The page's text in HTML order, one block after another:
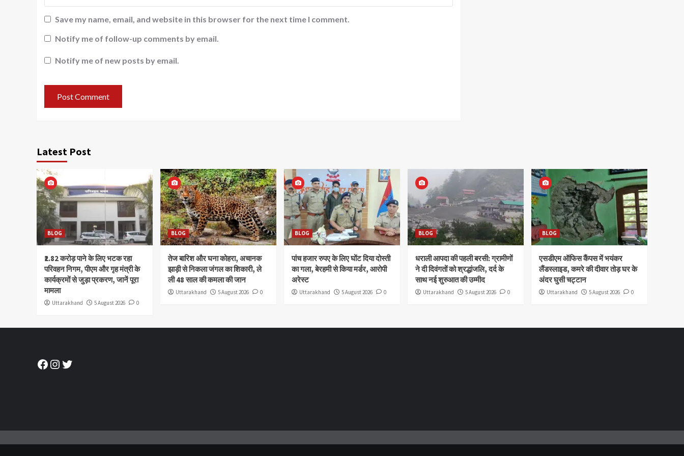
Save my name, email, and website in this browser for the next time I comment.
Notify me of follow-up comments by email.
Notify me of new posts by email.
Latest Post
BLOG
₹2.82 करोड़ पाने के लिए भटक रहा
परिवहन निगम, पीएम और गृह मंत्री के
कार्यक्रमों से जुड़ा प्रकरण, जानें पूरा
मामला
Uttarakhand 5 August 2026 0
BLOG
तेज बारिश और घना कोहरा, अचानक
झाड़ी से निकला जंगल का शिकारी, ले
ली 48 साल की कमला की जान
Uttarakhand 5 August 2026 0
BLOG
पांच हजार रुपए के लिए घोंट दिया दोस्ती
का गला, बेरहमी से किया मर्डर, आरोपी
अरेस्ट
Uttarakhand 5 August 2026 0
BLOG
धराली आपदा की पहली बरसी: ग्रामीणों
ने दी दिवंगतों को श्रद्धांजलि, दर्द के
साथ नई शुरुआत की उम्मीद
Uttarakhand 5 August 2026 0
BLOG
एसडीएम ऑफिस कैंपस में भयंकर
लैंडस्लाइड, कमरे की दीवार तोड़ घर के
अंदर घुसी चट्टान
Uttarakhand 5 August 2026 0
Facebook
Instagram
Twitter